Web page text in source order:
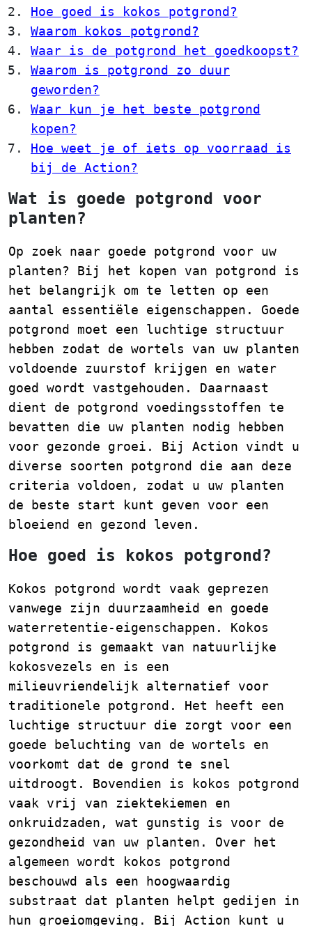
Hoe goed is kokos potgrond?
Waarom kokos potgrond?
Waar is de potgrond het goedkoopst?
Waarom is potgrond zo duur
geworden?
Waar kun je het beste potgrond
kopen?
Hoe weet je of iets op voorraad is
bij de Action?
Wat is goede potgrond voor
planten?
Op zoek naar goede potgrond voor uw
planten? Bij het kopen van potgrond is
het belangrijk om te letten op een
aantal essentiële eigenschappen. Goede
potgrond moet een luchtige structuur
hebben zodat de wortels van uw planten
voldoende zuurstof krijgen en water
goed wordt vastgehouden. Daarnaast
dient de potgrond voedingsstoffen te
bevatten die uw planten nodig hebben
voor gezonde groei. Bij Action vindt u
diverse soorten potgrond die aan deze
criteria voldoen, zodat u uw planten
de beste start kunt geven voor een
bloeiend en gezond leven.
Hoe goed is kokos potgrond?
Kokos potgrond wordt vaak geprezen
vanwege zijn duurzaamheid en goede
waterretentie-eigenschappen. Kokos
potgrond is gemaakt van natuurlijke
kokosvezels en is een
milieuvriendelijk alternatief voor
traditionele potgrond. Het heeft een
luchtige structuur die zorgt voor een
goede beluchting van de wortels en
voorkomt dat de grond te snel
uitdroogt. Bovendien is kokos potgrond
vaak vrij van ziektekiemen en
onkruidzaden, wat gunstig is voor de
gezondheid van uw planten. Over het
algemeen wordt kokos potgrond
beschouwd als een hoogwaardig
substraat dat planten helpt gedijen in
hun groeiomgeving. Bij Action kunt u